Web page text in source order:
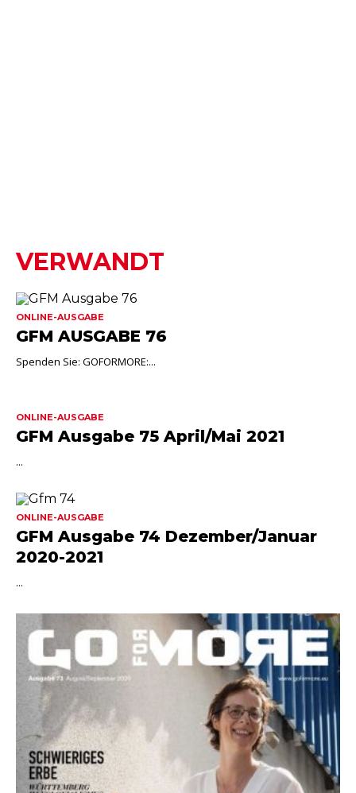
VERWANDT
ONLINE-AUSGABE
GFM AUSGABE 76
Spenden Sie: GOFORMORE:...
ONLINE-AUSGABE
GFM Ausgabe 75 April/Mai 2021
...
ONLINE-AUSGABE
GFM Ausgabe 74 Dezember/Januar
2020-2021
...